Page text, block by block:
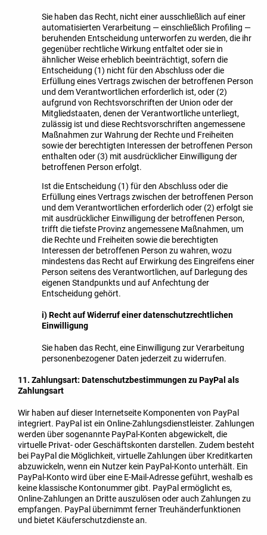
Sie haben das Recht, nicht einer ausschließlich auf einer
automatisierten Verarbeitung — einschließlich Profiling —
beruhenden Entscheidung unterworfen zu werden, die ihr
gegenüber rechtliche Wirkung entfaltet oder sie in
ähnlicher Weise erheblich beeinträchtigt, sofern die
Entscheidung (1) nicht für den Abschluss oder die
Erfüllung eines Vertrags zwischen der betroffenen Person
und dem Verantwortlichen erforderlich ist, oder (2)
aufgrund von Rechtsvorschriften der Union oder der
Mitgliedstaaten, denen der Verantwortliche unterliegt,
zulässig ist und diese Rechtsvorschriften angemessene
Maßnahmen zur Wahrung der Rechte und Freiheiten
sowie der berechtigten Interessen der betroffenen Person
enthalten oder (3) mit ausdrücklicher Einwilligung der
betroffenen Person erfolgt.
Ist die Entscheidung (1) für den Abschluss oder die
Erfüllung eines Vertrags zwischen der betroffenen Person
und dem Verantwortlichen erforderlich oder (2) erfolgt sie
mit ausdrücklicher Einwilligung der betroffenen Person,
trifft die tiefste Provinz angemessene Maßnahmen, um
die Rechte und Freiheiten sowie die berechtigten
Interessen der betroffenen Person zu wahren, wozu
mindestens das Recht auf Erwirkung des Eingreifens einer
Person seitens des Verantwortlichen, auf Darlegung des
eigenen Standpunkts und auf Anfechtung der
Entscheidung gehört.
i) Recht auf Widerruf einer datenschutzrechtlichen
Einwilligung
Sie haben das Recht, eine Einwilligung zur Verarbeitung
personenbezogener Daten jederzeit zu widerrufen.
11. Zahlungsart: Datenschutzbestimmungen zu PayPal als
Zahlungsart
Wir haben auf dieser Internetseite Komponenten von PayPal
integriert. PayPal ist ein Online-Zahlungsdienstleister. Zahlungen
werden über sogenannte PayPal-Konten abgewickelt, die
virtuelle Privat- oder Geschäftskonten darstellen. Zudem besteht
bei PayPal die Möglichkeit, virtuelle Zahlungen über Kreditkarten
abzuwickeln, wenn ein Nutzer kein PayPal-Konto unterhält. Ein
PayPal-Konto wird über eine E-Mail-Adresse geführt, weshalb es
keine klassische Kontonummer gibt. PayPal ermöglicht es,
Online-Zahlungen an Dritte auszulösen oder auch Zahlungen zu
empfangen. PayPal übernimmt ferner Treuhänderfunktionen
und bietet Käuferschutzdienste an.